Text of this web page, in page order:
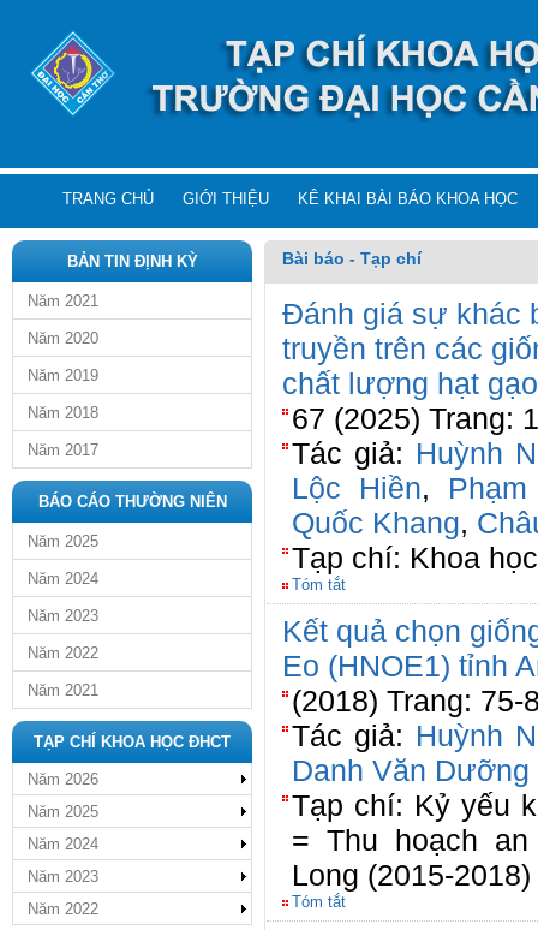
TRANG CHỦ GIỚI THIỆU KÊ KHAI BÀI BÁO KHOA HỌC
BẢN TIN ĐỊNH KỲ
Năm 2021
Năm 2020
Năm 2019
Năm 2018
Năm 2017
BÁO CÁO THƯỜNG NIÊN
Năm 2025
Năm 2024
Năm 2023
Năm 2022
Năm 2021
TẠP CHÍ KHOA HỌC ĐHCT
Năm 2026
Năm 2025
Năm 2024
Năm 2023
Năm 2022
Bài báo - Tạp chí
Đánh giá sự khác
truyền trên các
chất lượng hạt
67 (2025) Trang:
Tác giả: Huỳnh
Lộc Hiền,
Quốc Khang,
Tạp chí: Khoa
Tóm tắt
Kết quả chọn
Eo (HNOE1) tỉnh
(2018) Trang: 75-
Tác giả: Huỳnh
Danh Văn Dưỡng
Tạp chí: Kỷ yếu
= Thu hoạch
Long (2015-2018)
Tóm tắt